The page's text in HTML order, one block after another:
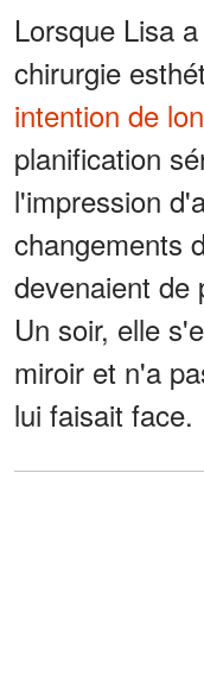
Lorsque Lisa
chirurgie
intention de
planification
l'impression
changements
devenaient de
Un soir, elle
miroir et n'a
lui faisait face.